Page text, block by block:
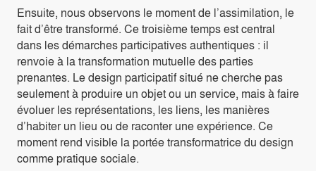
Ensuite, nous observons le moment de l’assimilation, le
fait d’être transformé. Ce troisième temps est central
dans les démarches participatives authentiques : il
renvoie à la transformation mutuelle des parties
prenantes. Le design participatif situé ne cherche pas
seulement à produire un objet ou un service, mais à faire
évoluer les représentations, les liens, les manières
d’habiter un lieu ou de raconter une expérience. Ce
moment rend visible la portée transformatrice du design
comme pratique sociale.